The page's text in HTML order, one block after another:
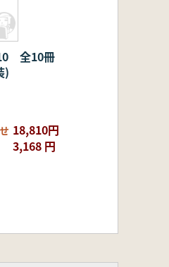
全10冊
)
18,810円
3,168 円